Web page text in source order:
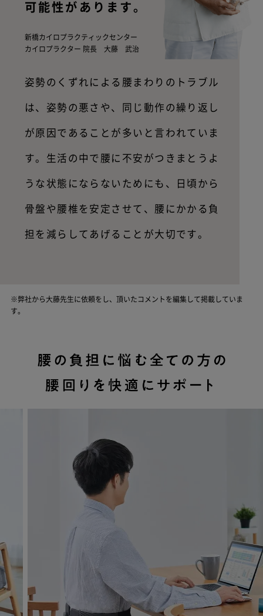
可能性があります。
姿勢のくずれによる腰まわりのトラブル
は、姿勢の悪さや、同じ動作の繰り返 し
が原因であることが多いと言われていま
す。生活の中で腰に不安がつきまと うよ
うな状態にならないためにも、日頃から
骨盤や腰椎を安定させて、腰にかかる負
担を減らしてあげることが大切です。
新橋カイロプラクティックセンター
カイロプラクター 院長 大藤 武治
※弊社から大藤先生に依頼をし、頂いたコメントを編集して掲載していま
す。